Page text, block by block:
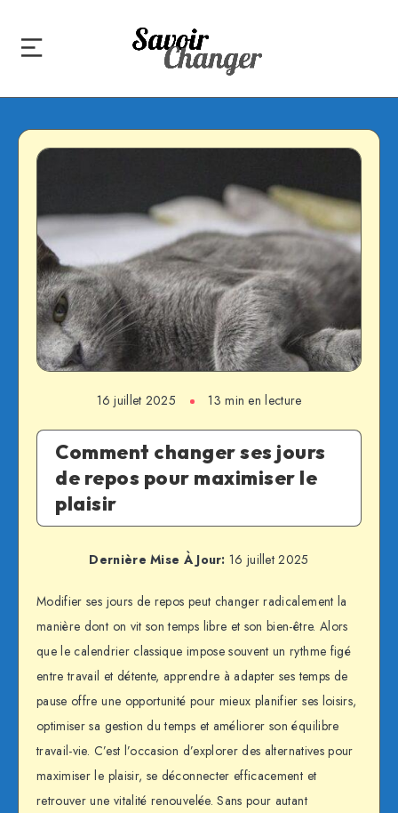
16 juillet 2025 13 min en lecture
Comment changer ses jours
de repos pour maximiser le
plaisir
Dernière Mise À Jour: 16 juillet 2025
Modifier ses jours de repos peut changer radicalement la
manière dont on vit son temps libre et son bien-être. Alors
que le calendrier classique impose souvent un rythme figé
entre travail et détente, apprendre à adapter ses temps de
pause offre une opportunité pour mieux planifier ses loisirs,
optimiser sa gestion du temps et améliorer son équilibre
travail-vie. C’est l’occasion d’explorer des alternatives pour
maximiser le plaisir, se déconnecter efficacement et
retrouver une vitalité renouvelée. Sans pour autant